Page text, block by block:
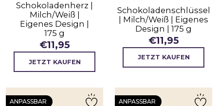
Schokoladenherz |
Milch/Weiß |
Eigenes Design |
175 g
€11,95
JETZT KAUFEN
Schokoladenschlüssel
| Milch/Weiß | Eigenes
Design | 175 g
€11,95
JETZT KAUFEN
ANPASSBAR ANPASSBAR